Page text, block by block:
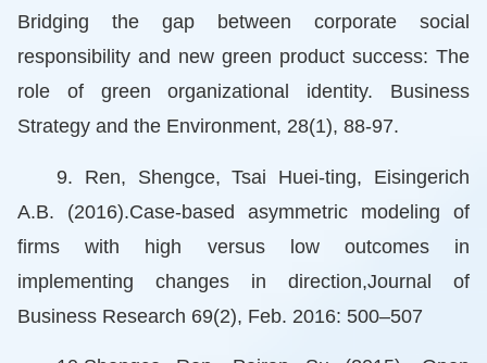
Bridging the gap between corporate social
responsibility and new green product success: The
role of green organizational identity. Business
Strategy and the Environment, 28(1), 88-97.
9. Ren, Shengce, Tsai Huei-ting, Eisingerich
A.B. (2016).Case-based asymmetric modeling of
firms with high versus low outcomes in
implementing changes in direction,Journal of
Business Research 69(2), Feb. 2016: 500–507